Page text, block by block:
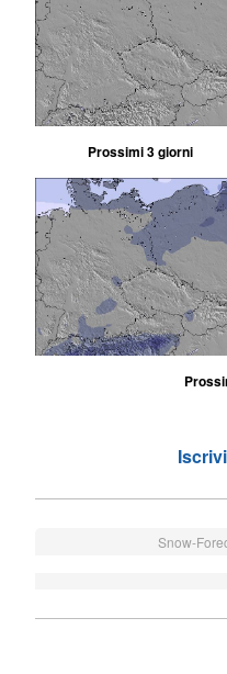
Prossimi 3 giorni
Snow-